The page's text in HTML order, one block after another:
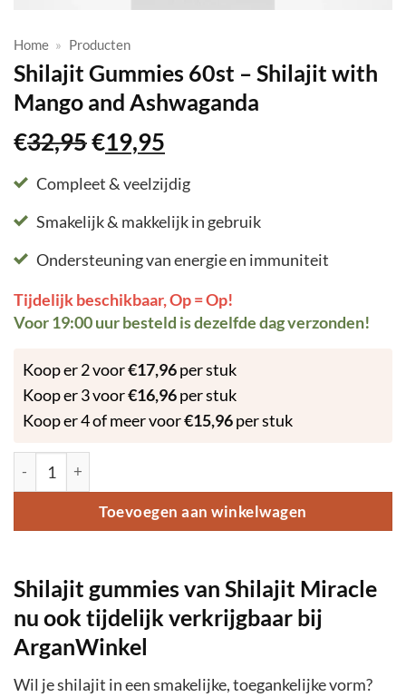
Home » Producten
Shilajit Gummies 60st – Shilajit with
Mango and Ashwaganda
€32,95Oorspronkelijke
prijs
was:
€32,95.
€19,95
prijs
is:
€19,95.
Compleet & veelzijdig
Smakelijk & makkelijk in gebruik
Ondersteuning van energie en immuniteit
Tijdelijk beschikbaar, Op = Op!
Voor 19:00 uur besteld is dezelfde dag verzonden!
Koop er 2 voor€17,96per stuk
Koop er 3 voor€16,96per stuk
Koop er 4 of meer voor€15,96per stuk
Shilajit Gummies 60st - Shilajit with Mango and Ashwaganda
Toevoegen aan winkelwagen
Shilajit gummies van Shilajit Miracle
nu ook tijdelijk verkrijgbaar bij
ArganWinkel
Wil je shilajit in een smakelijke, toegankelijke vorm?